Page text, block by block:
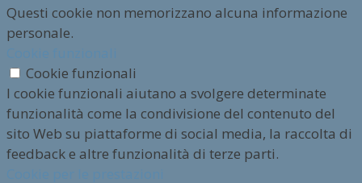
Questi cookie non memorizzano alcuna informazione
personale.
Cookie funzionali
I cookie funzionali aiutano a svolgere determinate
funzionalità come la condivisione del contenuto del
sito Web su piattaforme di social media, la raccolta di
feedback e altre funzionalità di terze parti.